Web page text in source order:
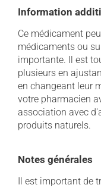
Information
Ce médicament
médicaments ou
importante. Il est
plusieurs en
en changeant leur
votre pharmacien
association avec
produits naturels.
Notes générales
Il est important de